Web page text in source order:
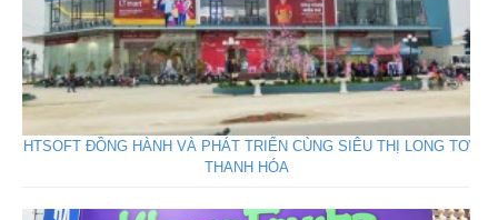
HTSOFT ĐỒNG HÀNH VÀ PHÁT TRIỂN CÙNG SIÊU THỊ LONG TƠ
THANH HÓA